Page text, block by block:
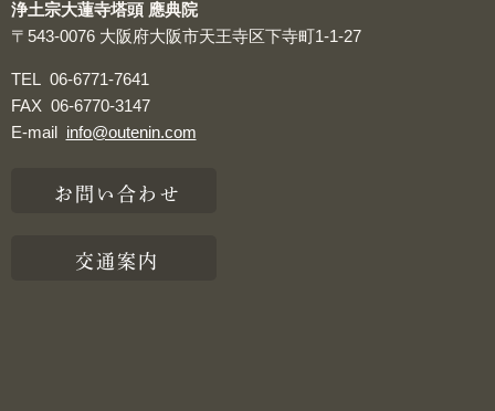
浄土宗大蓮寺塔頭 應典院
〒543-0076 大阪府大阪市天王寺区下寺町1-1-27
TEL 06-6771-7641
FAX 06-6770-3147
E-mail info@outenin.com
お問い合わせ
交通案内